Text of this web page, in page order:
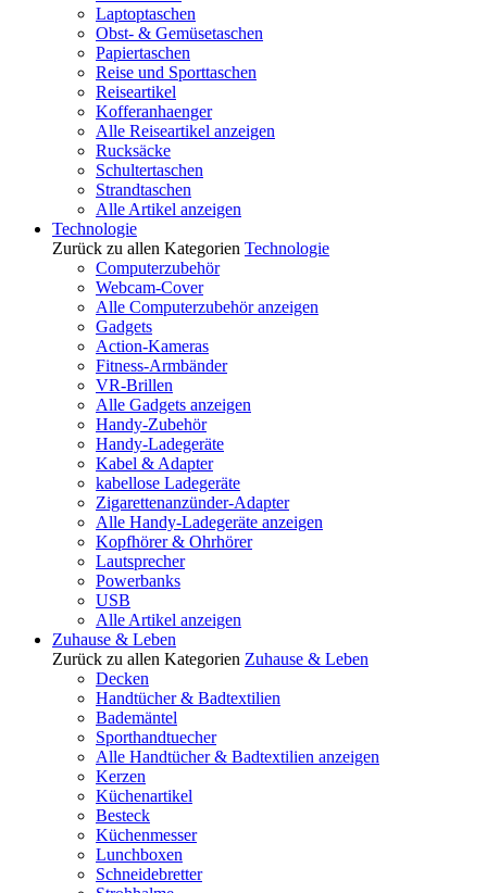
Laptoptaschen
Obst- & Gemüsetaschen
Papiertaschen
Reise und Sporttaschen
Reiseartikel
Kofferanhaenger
Alle Reiseartikel anzeigen
Rucksäcke
Schultertaschen
Strandtaschen
Alle Artikel anzeigen
Technologie
Zurück zu allen Kategorien Technologie
Computerzubehör
Webcam-Cover
Alle Computerzubehör anzeigen
Gadgets
Action-Kameras
Fitness-Armbänder
VR-Brillen
Alle Gadgets anzeigen
Handy-Zubehör
Handy-Ladegeräte
Kabel & Adapter
kabellose Ladegeräte
Zigarettenanzünder-Adapter
Alle Handy-Ladegeräte anzeigen
Kopfhörer & Ohrhörer
Lautsprecher
Powerbanks
USB
Alle Artikel anzeigen
Zuhause & Leben
Zurück zu allen Kategorien Zuhause & Leben
Decken
Handtücher & Badtextilien
Bademäntel
Sporthandtuecher
Alle Handtücher & Badtextilien anzeigen
Kerzen
Küchenartikel
Besteck
Küchenmesser
Lunchboxen
Schneidebretter